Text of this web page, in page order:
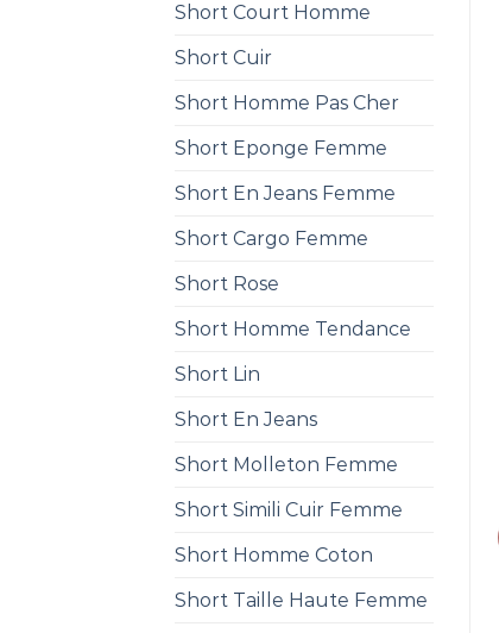
Short Court Homme
Short Cuir
Short Homme Pas Cher
Short Eponge Femme
Short En Jeans Femme
Short Cargo Femme
Short Rose
Short Homme Tendance
Short Lin
Short En Jeans
Short Molleton Femme
Short Simili Cuir Femme
Short Homme Coton
Short Taille Haute Femme